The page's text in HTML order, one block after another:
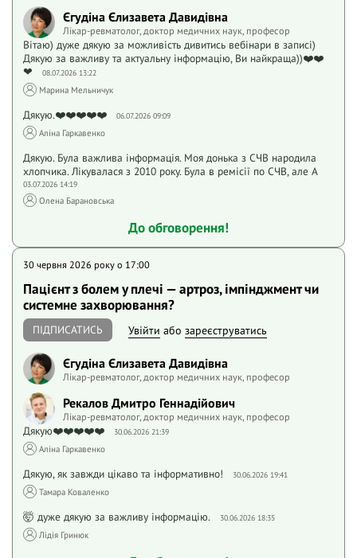
Єгудіна Єлизавета Давидівна
Лікар-ревматолог, доктор медичних наук, професор
Вітаю) дуже дякую за можливість дивитись вебінари в записі)
Дякую за важливу та актуальну інформацію, Ви найкраща))❤️❤️
❤
08.07.2026 13:22
Марина Мельничук
Дякую.❤️❤️❤️❤️❤️ 06.07.2026 09:09
Аліна Гаркавенко
Дякую. Була важлива інформація. Моя донька з СЧВ народила
хлопчика. Лікувалася з 2010 року. Була в ремісії по СЧВ, але А
03.07.2026 14:19
Олена Барановська
До обговорення!
30 червня 2026 року o 17:00
Пацієнт з болем у плечі — артроз, імпінджмент чи
системне захворювання?
ПІДПИСАТИСЬ Увійти або зареєструватись
Єгудіна Єлизавета Давидівна
Лікар-ревматолог, доктор медичних наук, професор
Рекалов Дмитро Геннадійович
Лікар-ревматолог, доктор медичних наук, професор
Дякую❤️❤️❤️❤️❤️ 30.06.2026 21:39
Аліна Гаркавенко
Дякую, як завжди цікаво та інформативно! 30.06.2026 19:41
Тамара Коваленко
🤯 дуже дякую за важливу інформацію. 30.06.2026 18:35
Лідія Гринюк